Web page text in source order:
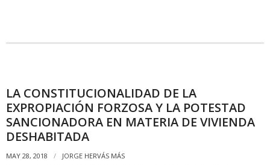
LA CONSTITUCIONALIDAD DE LA
EXPROPIACIÓN FORZOSA Y LA POTESTAD
SANCIONADORA EN MATERIA DE VIVIENDA
DESHABITADA
MAY 28, 2018
JORGE HERVÁS MÁS